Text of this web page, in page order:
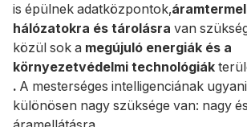
is épülnek adatközpontok,
hálózatokra és tárolásra van
közül sok a megújuló energiák és a
környezetvédelmi technológiák
. A mesterséges intelligenciának
különösen nagy szüksége van: nagy